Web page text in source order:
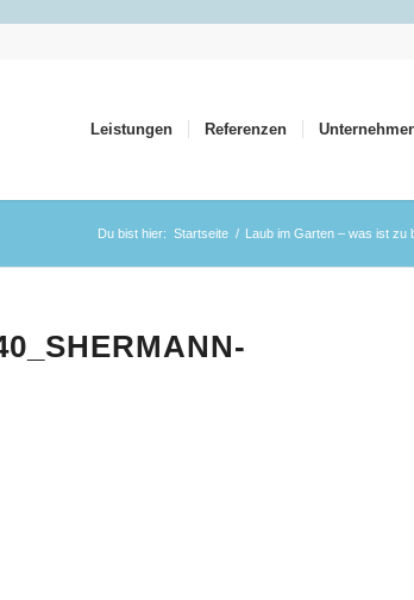
Leistungen Referenzen
Du bist hier: Startseite / Laub im Garten – was ist zu